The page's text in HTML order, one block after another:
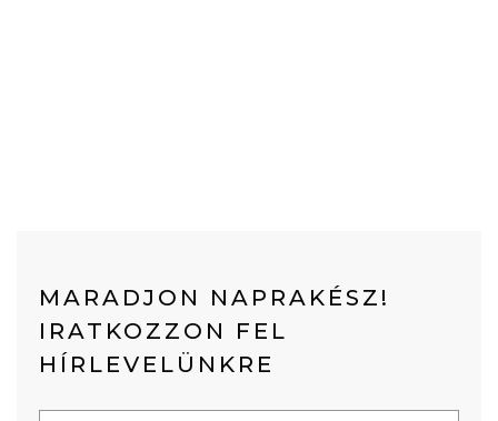
MARADJON NAPRAKÉSZ!
IRATKOZZON FEL
HÍRLEVELÜNKRE